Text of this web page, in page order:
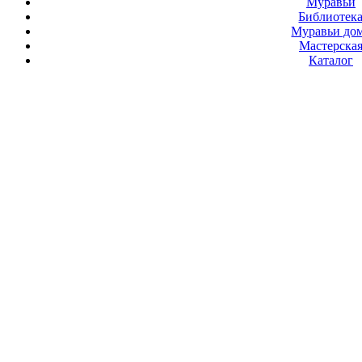
Муравьи
Мастерская
Каталог